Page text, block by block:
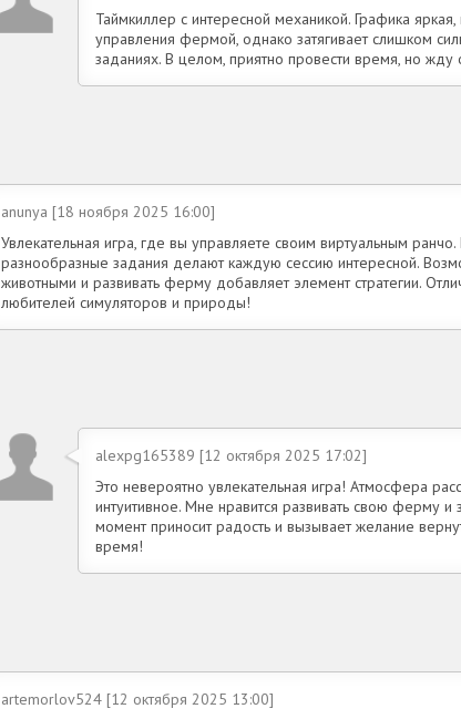
Таймкиллер с интересной механикой. Графика
управления фермой, однако затягивает слишком
заданиях. В целом, приятно провести время, но
anunya [18 ноября 2025 16:00]
Увлекательная игра, где вы управляете своим виртуальным
разнообразные задания делают каждую сессию интересной.
животными и развивать ферму добавляет элемент стратегии.
любителей симуляторов и природы!
alexpg165389 [12 октября 2025 17:02]
Это невероятно увлекательная игра! Атмосфера
интуитивное. Мне нравится развивать свою ферму
момент приносит радость и вызывает желание
время!
artemorlov524 [12 октября 2025 13:00]